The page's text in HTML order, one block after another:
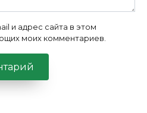
и адрес сайта в этом
моих комментариев.